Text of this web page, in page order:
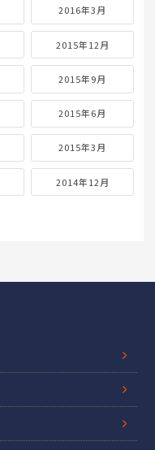
2016年3月
2015年12月
2015年9月
2015年6月
2015年3月
2014年12月